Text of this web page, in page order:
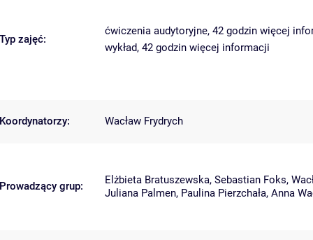
Typ zajęć:
ćwiczenia audytoryjne, 42 godzin więcej
wykład, 42 godzin więcej informacji
Koordynatorzy: Wacław Frydrych
Prowadzący grup: Elżbieta Bratuszewska, Sebastian Foks,
Juliana Palmen, Paulina Pierzchała, Anna